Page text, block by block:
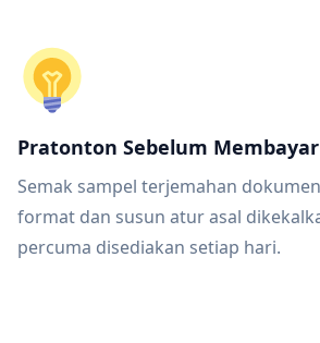
Pratonton Sebelum Membayar
Semak sampel terjemahan
format dan susun atur asal
percuma disediakan setiap hari.